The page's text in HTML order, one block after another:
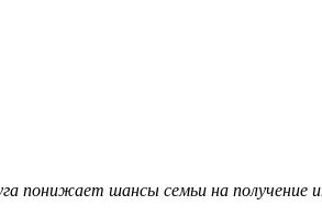
понижает шансы семьи на получение